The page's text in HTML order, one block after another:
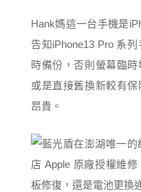
Hank媽這一台手機是
告知iPhone13 Pro 系
時備份，否則螢幕臨
或是直接舊換新較有
昂貴。